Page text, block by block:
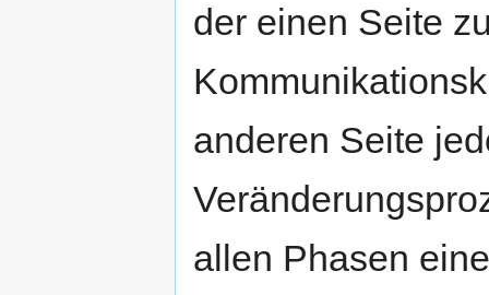
der einen Seite
anderen Seite
allen Phasen